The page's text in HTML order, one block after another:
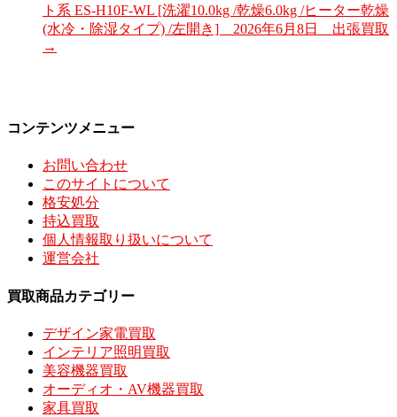
ト系 ES-H10F-WL [洗濯10.0kg /乾燥6.0kg /ヒーター乾燥
(水冷・除湿タイプ) /左開き] 2026年6月8日 出張買取
→
コンテンツメニュー
お問い合わせ
このサイトについて
格安処分
持込買取
個人情報取り扱いについて
運営会社
買取商品カテゴリー
デザイン家電買取
インテリア照明買取
美容機器買取
オーディオ・AV機器買取
家具買取